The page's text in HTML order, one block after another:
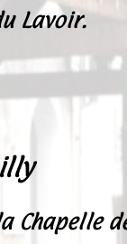
et
Lavoir.
Chapelle